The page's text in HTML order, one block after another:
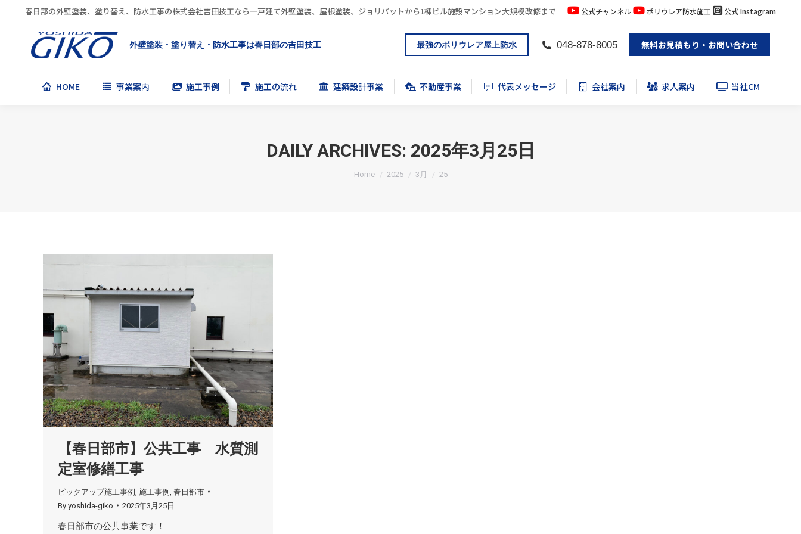
春日部の外壁塗装、塗り替え、防水工事の株式会社吉田技工なら一戸建て外壁塗装、屋根塗装、ジョリパットから1棟ビル施設マンション大規模改修まで 公式チャンネル ポリウレア防水施工 公式 Instagram
外壁塗装・塗り替え・防水工事は春日部の吉田技工 最強のポリウレア屋上防水 048-878-8005 無料お見積もり・お問い合わせ
HOME 事業案内 施工事例 施工の流れ 建築設計事業 不動産事業 代表メッセージ 会社案内 求人案内 当社CM
DAILY ARCHIVES: 2025年3月25日
You are here:
Home 2025 3月 25
【春日部市】公共工事 水質測
定室修繕工事
ピックアップ施工事例 施工事例 春日部市
By yoshida-giko 2025年3月25日
春日部市の公共事業です！
HOME 事業案内 施工事例 施工の流れ 建築設計事業 不動産事業 代表メッセージ 会社案内 求人案内 当社CM